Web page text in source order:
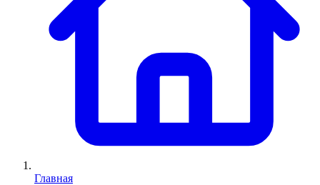
Главная